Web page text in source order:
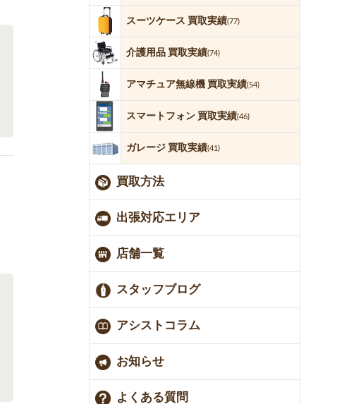
スーツケース 買取実績(77)
介護用品 買取実績(74)
アマチュア無線機 買取実績(54)
スマートフォン 買取実績(46)
ガレージ 買取実績(41)
買取方法
出張対応エリア
店舗一覧
スタッフブログ
アシストコラム
お知らせ
よくある質問